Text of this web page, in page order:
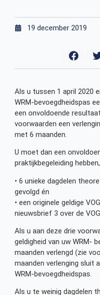
19 december 2019
Als u tussen 1 april 2020
WRM-bevoegdheidspas
een onvoldoende
voorwaarden een
met 6 maanden.
U moet dan een
praktijkbegeleiding
• 6 unieke dagdelen
gevolgd én
• een originele geldige
nieuwsbrief 3 over de
Als u aan deze drie
geldigheid van uw WRM-
maanden verlengd (zie
maanden verlenging sluit
WRM-bevoegdheidspas.
Als u te weinig dagdelen